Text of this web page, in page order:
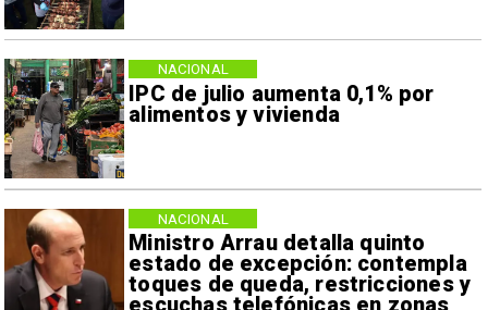
IPC de julio aumenta 0,1% por
alimentos y vivienda
NACIONAL
Ministro Arrau detalla quinto
estado de excepción: contempla
toques de queda, restricciones y
NACIONAL